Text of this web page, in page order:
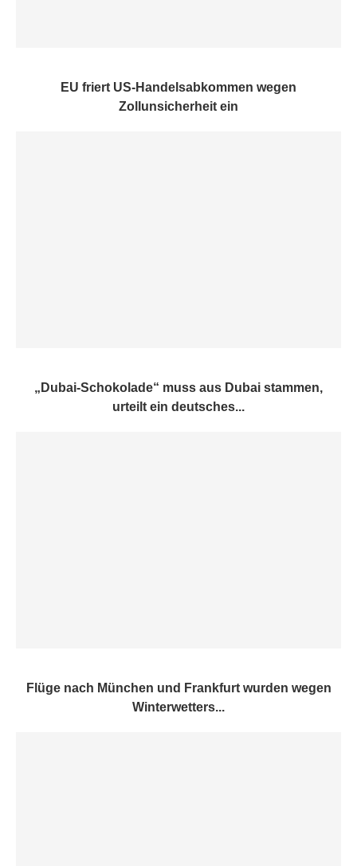
EU friert US-Handelsabkommen wegen
Zollunsicherheit ein
„Dubai-Schokolade“ muss aus Dubai stammen,
urteilt ein deutsches...
Flüge nach München und Frankfurt wurden wegen
Winterwetters...